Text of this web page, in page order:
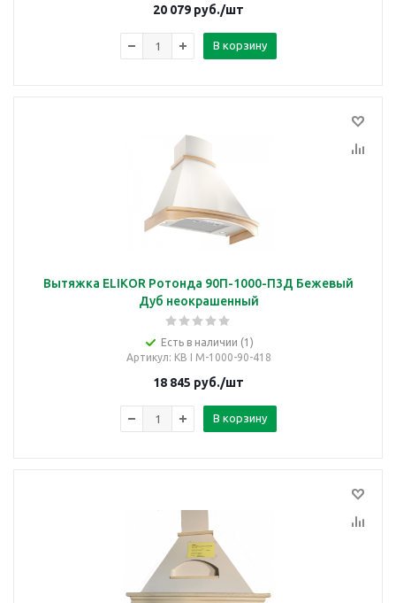
20 079 руб./шт
В корзину
Вытяжка ELIKOR Ротонда 90П-1000-П3Д Бежевый
Дуб неокрашенный
Есть в наличии (1)
Артикул: КВ I М-1000-90-418
18 845 руб./шт
В корзину